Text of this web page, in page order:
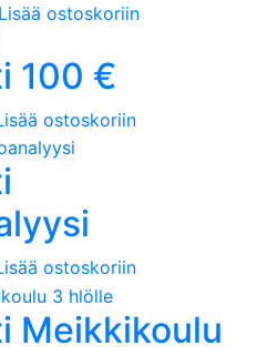
Lisää ostoskoriin
100 €
ostoskoriin
ostoskoriin
Meikkikoulu